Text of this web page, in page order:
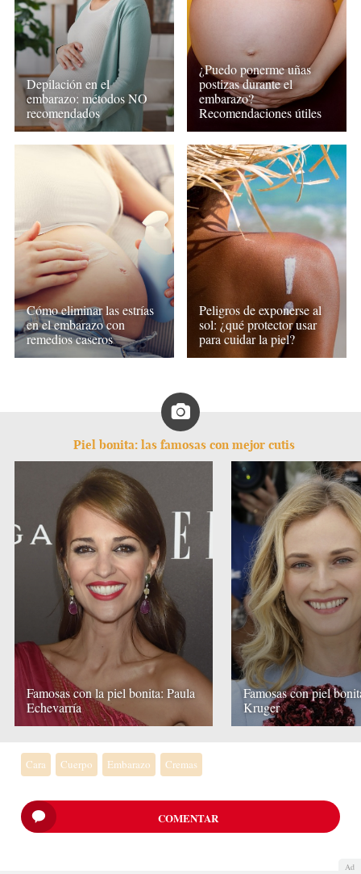
Depilación en el
embarazo: métodos NO
recomendados
¿Puedo ponerme uñas
postizas durante el
embarazo?
Recomendaciones útiles
Cómo eliminar las estrías
en el embarazo con
remedios caseros
Peligros de exponerse al
sol: ¿qué protector usar
para cuidar la piel?
Piel bonita: las famosas con mejor cutis
Famosas con la piel bonita: Paula
Echevarría
Famosas con piel
Kruger
Cara Cuerpo Embarazo Cremas
COMENTAR
Ad